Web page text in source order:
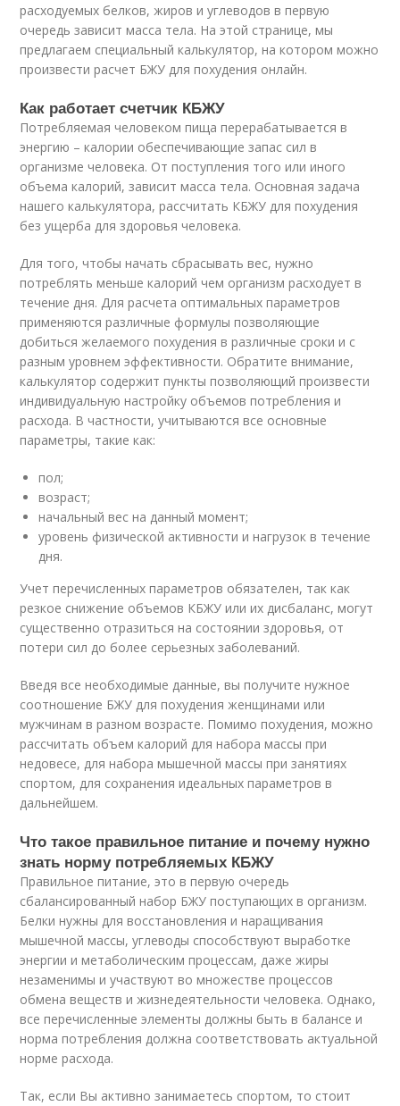
расходуемых белков, жиров и углеводов в первую
очередь зависит масса тела. На этой странице, мы
предлагаем специальный калькулятор, на котором можно
произвести расчет БЖУ для похудения онлайн.
Как работает счетчик КБЖУ
Потребляемая человеком пища перерабатывается в
энергию – калории обеспечивающие запас сил в
организме человека. От поступления того или иного
объема калорий, зависит масса тела. Основная задача
нашего калькулятора, рассчитать КБЖУ для похудения
без ущерба для здоровья человека.
Для того, чтобы начать сбрасывать вес, нужно
потреблять меньше калорий чем организм расходует в
течение дня. Для расчета оптимальных параметров
применяются различные формулы позволяющие
добиться желаемого похудения в различные сроки и с
разным уровнем эффективности. Обратите внимание,
калькулятор содержит пункты позволяющий произвести
индивидуальную настройку объемов потребления и
расхода. В частности, учитываются все основные
параметры, такие как:
пол;
возраст;
начальный вес на данный момент;
уровень физической активности и нагрузок в течение
дня.
Учет перечисленных параметров обязателен, так как
резкое снижение объемов КБЖУ или их дисбаланс, могут
существенно отразиться на состоянии здоровья, от
потери сил до более серьезных заболеваний.
Введя все необходимые данные, вы получите нужное
соотношение БЖУ для похудения женщинами или
мужчинам в разном возрасте. Помимо похудения, можно
рассчитать объем калорий для набора массы при
недовесе, для набора мышечной массы при занятиях
спортом, для сохранения идеальных параметров в
дальнейшем.
Что такое правильное питание и почему нужно
знать норму потребляемых КБЖУ
Правильное питание, это в первую очередь
сбалансированный набор БЖУ поступающих в организм.
Белки нужны для восстановления и наращивания
мышечной массы, углеводы способствуют выработке
энергии и метаболическим процессам, даже жиры
незаменимы и участвуют во множестве процессов
обмена веществ и жизнедеятельности человека. Однако,
все перечисленные элементы должны быть в балансе и
норма потребления должна соответствовать актуальной
норме расхода.
Так, если Вы активно занимаетесь спортом, то стоит